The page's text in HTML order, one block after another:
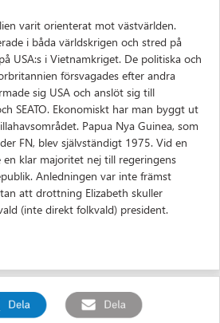
varit orienterat mot västvärlden.
i båda världskrigen och stred på
USA:s i Vietnamkriget. De politiska och
försvagades efter andra
sig USA och anslöt sig till
SEATO. Ekonomiskt har man byggt ut
Papua Nya Guinea, som
FN, blev självständigt 1975. Vid en
klar majoritet nej till regeringens
Anledningen var inte främst
att drottning Elizabeth skuller
(inte direkt folkvald) president.